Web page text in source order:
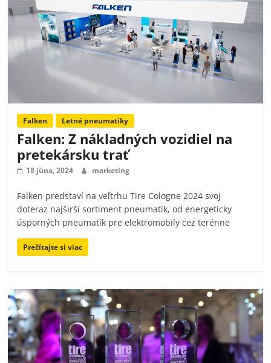
Falken Letné pneumatiky
Falken: Z nákladných vozidiel na
pretekársku trať
18 júna, 2024 marketing
Falken predstaví na veľtrhu Tire Cologne 2024 svoj
doteraz najširší sortiment pneumatík, od energeticky
úsporných pneumatík pre elektromobily cez terénne
Prečítajte si viac